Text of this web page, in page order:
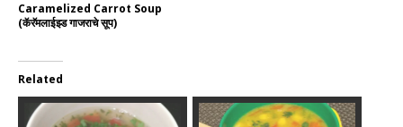
Caramelized Carrot Soup
(कॅरॅमलाईझ्ड गाजराचे सूप)
Related